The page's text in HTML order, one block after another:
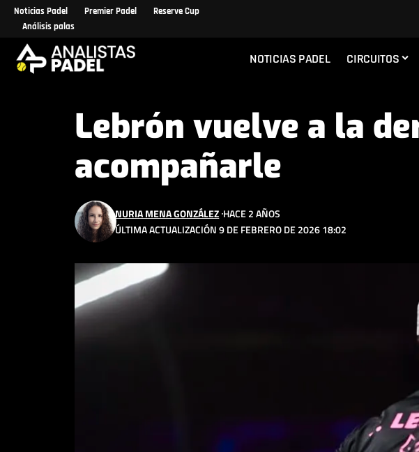
Noticias Padel Premier Padel
Reserve Cup
Análisis palas
NOTICIAS PADEL CIRCUITOS
Lebrón vuelve a la
acompañarle
ÚLTIMA ACTUALIZACIÓN 9 DE FEBRERO DE 2026 18:02
NURIA MENA GONZÁLEZ HACE 2 AÑOS